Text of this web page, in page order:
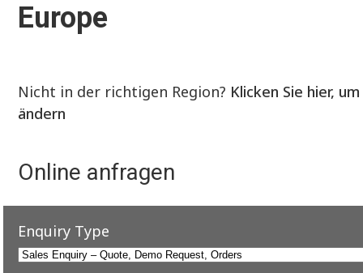
Europe
Nicht in der richtigen Region? Klicken Sie hier,
ändern
Online anfragen
Enquiry Type